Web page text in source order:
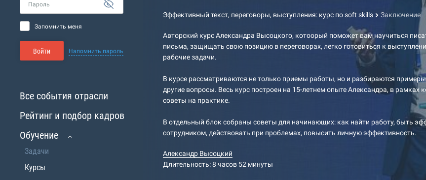
Пароль
Запомнить меня
Войти Напомнить пароль
Все события отрасли
Рейтинг и подбор кадров
Обучение
Задачи
Курсы
Эффективный текст, переговоры, выступления: курс по soft skills Заключение
Авторский курс Александра Высоцкого, котоорый поможет вам научиться
письма, защищать свою позицию в переговорах, легко готовиться к
рабочие задачи.
В курсе рассматриваются не только приемы работы, но и разбираются
другие вопросы. Весь курс построен на 15-летнем опыте Александра, в рамках
советы на практике.
В отдельный блок собраны советы для начинающих: как найти работу, быть
сотрудником, действовать при проблемах, повысить личную эффективность.
Александр Высоцкий
Длительность: 8 часов 52 минуты